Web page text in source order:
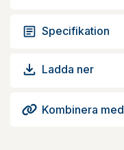
Specifikation
Ladda ner
Kombinera med